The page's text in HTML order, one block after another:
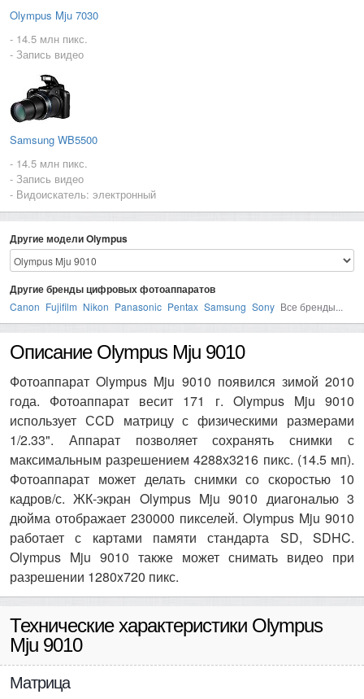
Olympus Mju 7030
- 14.5 млн пикс.
- Запись видео
Samsung WB5500
- 14.5 млн пикс.
- Запись видео
- Видоискатель: электронный
Другие модели Olympus
Другие бренды цифровых фотоаппаратов
Canon Fujifilm Nikon Panasonic Pentax Samsung Sony Все бренды...
Описание Olympus Mju 9010
Фотоаппарат Olympus Mju 9010 появился зимой 2010
года. Фотоаппарат весит 171 г. Olympus Mju 9010
использует СCD матрицу с физическими размерами
1/2.33". Аппарат позволяет сохранять снимки с
максимальным разрешением 4288x3216 пикс. (14.5 мп).
Фотоаппарат может делать снимки со скоростью 10
кадров/с. ЖК-экран Olympus Mju 9010 диагональю 3
дюйма отображает 230000 пикселей. Olympus Mju 9010
работает с картами памяти стандарта SD, SDHC.
Olympus Mju 9010 также может снимать видео при
разрешении 1280x720 пикс.
Технические характеристики Olympus
Mju 9010
Матрица